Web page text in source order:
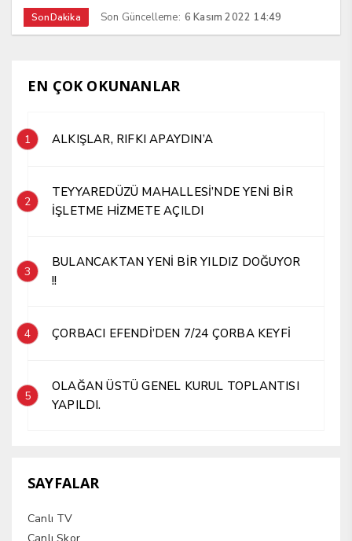
SonDakika Son Güncelleme: 6 Kasım 2022 14:49
EN ÇOK OKUNANLAR
1 ALKIŞLAR, RIFKI APAYDIN’A
2
TEYYAREDÜZÜ MAHALLESİ’NDE YENİ BİR
İŞLETME HİZMETE AÇILDI
3
BULANCAKTAN YENİ BİR YILDIZ DOĞUYOR
!!
4 ÇORBACI EFENDİ’DEN 7/24 ÇORBA KEYFİ
5
OLAĞAN ÜSTÜ GENEL KURUL TOPLANTISI
YAPILDI.
SAYFALAR
Canlı TV